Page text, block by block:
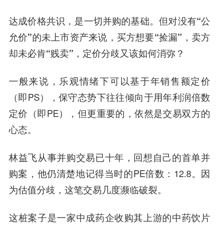
达成价格共识，是一切并购的基础。但对没有“公
允价”的未上市资产来说，买方想要“捡漏”，卖方
却未必肯“贱卖”，定价分歧又该如何消弥？
一般来说，乐观情绪下可以基于年销售额定价
（即PS），保守态势下往往倾向于用年利润倍数
定价（即PE），但更重要的，依然是交易双方的
心态。
林益飞从事并购交易已十年，回想自己的首单并
购案，他仍清楚地记得当时的PE倍数：12.8。因
为估值分歧，这笔交易几度濒临破裂。
这桩案子是一家中成药企收购其上游的中药饮片